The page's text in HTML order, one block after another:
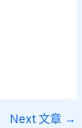
Next 文章 →